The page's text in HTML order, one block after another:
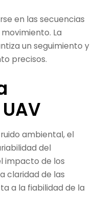
en las secuencias
La
un seguimiento y
precisos.
ambiental, el
del
impacto de los
claridad de las
a la fiabilidad de la